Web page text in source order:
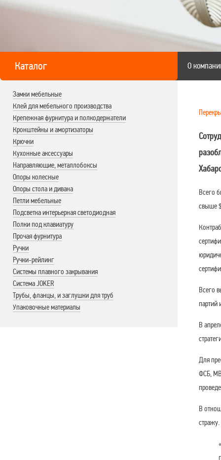
Каталог О
Замки мебельные
Клей для мебельного производства
Крепежная фурнитура и полкодержатели
Кронштейны и амортизаторы
Крючки
Кухонные аксессуары
Направляющие, металлобоксы
Опоры колесные
Опоры стола и дивана
Петли мебельные
Подсветка интерьерная светодиодная
Полки под клавиатуру
Прочая фурнитура
Ручки
Ручки-рейлинг
Системы плавного закрывания
Система JOKER
Трубы, фланцы, и заглушки для труб
Упаковочные материалы
Всего
свыше
Всего
партий
В
Для
ФСБ,
В
стражу.